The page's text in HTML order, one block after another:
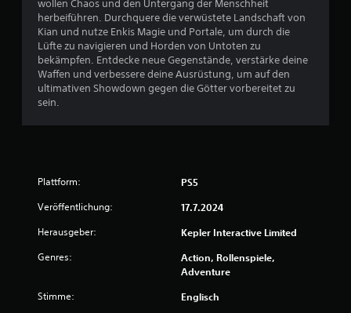
wollen Chaos und den Untergang der Menschheit
herbeiführen. Durchquere die verwüstete Landschaft von
Kian und nutze Enkis Magie und Portale, um durch die
Lüfte zu navigieren und Horden von Untoten zu
bekämpfen. Entdecke neue Gegenstände, verstärke deine
Waffen und verbessere deine Ausrüstung, um auf den
ultimativen Showdown gegen die Götter vorbereitet zu
sein.
Plattform: PS5
Veröffentlichung: 17.7.2024
Herausgeber: Kepler Interactive Limited
Genres:
Action, Rollenspiele,
Adventure
Stimme: Englisch